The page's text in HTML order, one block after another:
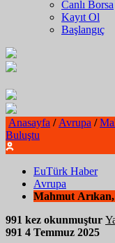
Canlı Borsa
Kayıt Ol
Başlangıç
Anasayfa / Avrupa /
Buluştu
EuTürk Haber
Avrupa
Mahmut
991 kez okunmuştur
991 4 Temmuz 2025